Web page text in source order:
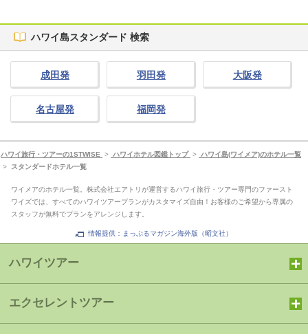
ハワイ島スタンダード 検索
成田発 羽田発 大阪発
名古屋発 福岡発
ハワイ旅行・ツアーの1STWISE > ハワイホテル図鑑トップ > ハワイ島(ワイメア)のホテル一覧
> スタンダードホテル一覧
ワイメアのホテル一覧。株式会社エアトリが運営するハワイ旅行・ツアー専門のファースト
ワイズでは、すべてのハワイツアープランがカスタマイズ自由！お客様のご希望から専属の
スタッフが無料でプランをアレンジします。
情報提供：まっぷるマガジン海外版（昭文社）
ハワイツアー
エクセレントツアー